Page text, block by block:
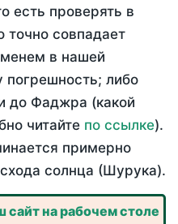
есть проверять в
точно совпадает
в нашей
погрешность; либо
до Фаджра (какой
читайте по ссылке).
примерно
солнца (Шурука).
на рабочем столе